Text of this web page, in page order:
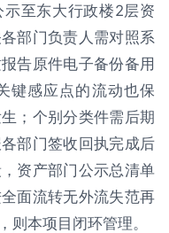
至东大行政楼2层资
部门负责人需对照系
告原件电子备份备用
键感应点的流动也保
；个别分类件需后期
部门签收回执完成后
资产部门公示总清单
面流转无外流失范再
则本项目闭环管理。